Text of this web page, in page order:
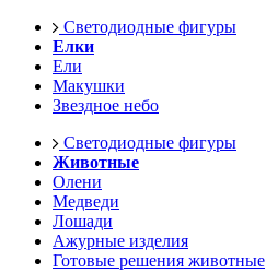
Светодиодные фигуры
Елки
Ели
Макушки
Звездное небо
Светодиодные фигуры
Животные
Олени
Медведи
Лошади
Ажурные изделия
Готовые решения животные